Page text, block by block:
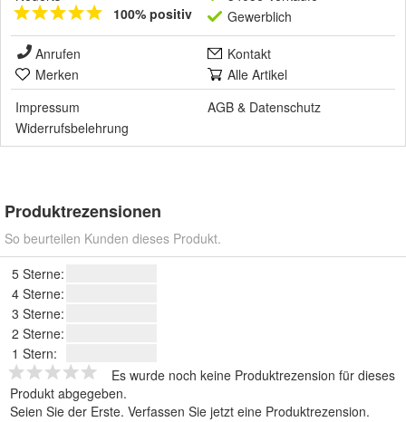
100% positiv
Gewerblich
Anrufen
Kontakt
Merken
Alle Artikel
Impressum
AGB & Datenschutz
Widerrufsbelehrung
Produktrezensionen
So beurteilen Kunden dieses Produkt.
5 Sterne:
4 Sterne:
3 Sterne:
2 Sterne:
1 Stern:
Es wurde noch keine Produktrezension für dieses
Produkt abgegeben.
Seien Sie der Erste. Verfassen Sie jetzt eine Produktrezension.